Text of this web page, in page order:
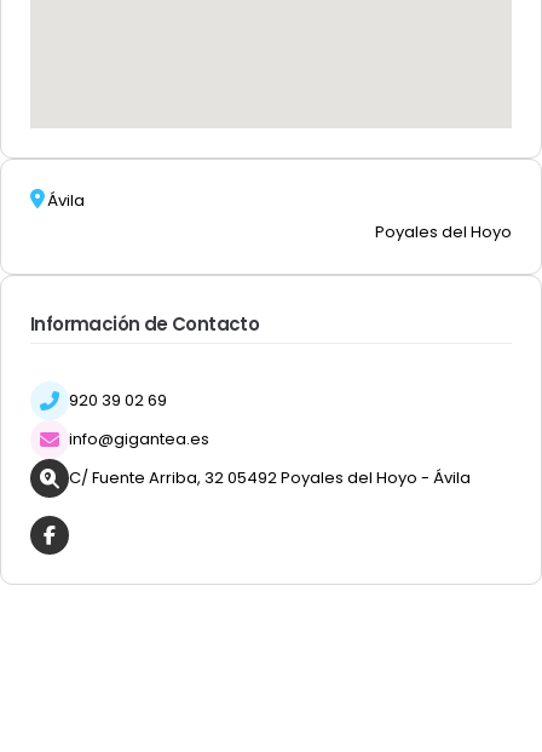
Ávila
Poyales del Hoyo
Información de Contacto
920 39 02 69
info@gigantea.es
C/ Fuente Arriba, 32 05492 Poyales del Hoyo - Ávila